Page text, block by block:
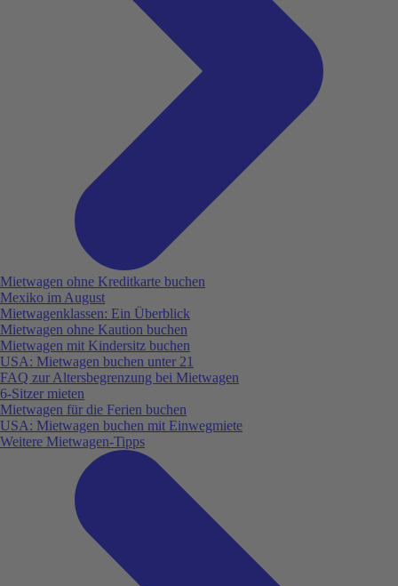
Mietwagen ohne Kreditkarte buchen
Mexiko im August
Mietwagenklassen: Ein Überblick
Mietwagen ohne Kaution buchen
Mietwagen mit Kindersitz buchen
USA: Mietwagen buchen unter 21
FAQ zur Altersbegrenzung bei Mietwagen
6-Sitzer mieten
Mietwagen für die Ferien buchen
USA: Mietwagen buchen mit Einwegmiete
Weitere Mietwagen-Tipps